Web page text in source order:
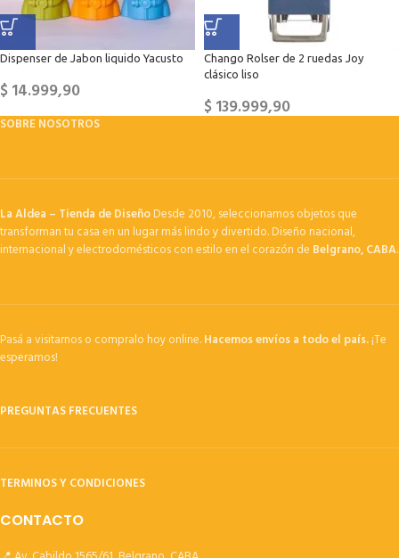
Dispenser de Jabon liquido Yacusto
$14.999,90
Chango Rolser de 2 ruedas Joy
clásico liso
$139.999,90
SOBRE NOSOTROS
La Aldea – Tienda de DiseñoDesde 2010, seleccionamos objetos que
transforman tu casa en un lugar más lindo y divertido. Diseño nacional,
internacional y electrodomésticos con estilo en el corazón de Belgrano, CABA.
Pasá a visitarnos o compralo hoy online.Hacemos envíos a todo el país.¡Te
esperamos!
PREGUNTAS FRECUENTES
TERMINOS Y CONDICIONES
CONTACTO